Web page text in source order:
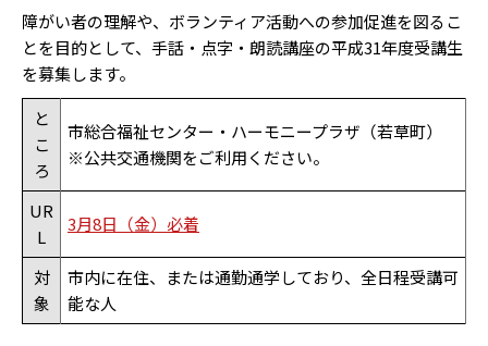
障がい者の理解や、ボランティア活動への参加促進を図るこ
とを目的として、手話・点字・朗読講座の平成31年度受講生
を募集します。
と
こ
ろ
市総合福祉センター・ハーモニープラザ（若草町）
※公共交通機関をご利用ください。
UR
L
3月8日（金）必着
対
象
市内に在住、または通勤通学しており、全日程受講可
能な人